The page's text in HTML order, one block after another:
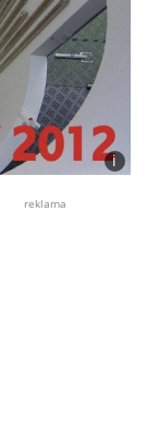
i
Foto:
reklama